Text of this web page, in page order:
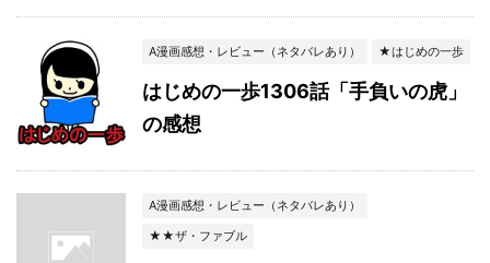
A漫画感想・レビュー（ネタバレあり） ★はじめの一歩
はじめの一歩1306話「手負いの虎」
の感想
A漫画感想・レビュー（ネタバレあり）
★★ザ・ファブル